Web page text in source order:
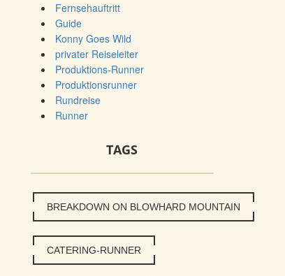
Fernsehauftritt
Guide
Konny Goes Wild
privater Reiseleiter
Produktions-Runner
Produktionsrunner
Rundreise
Runner
TAGS
BREAKDOWN ON BLOWHARD MOUNTAIN
CATERING-RUNNER